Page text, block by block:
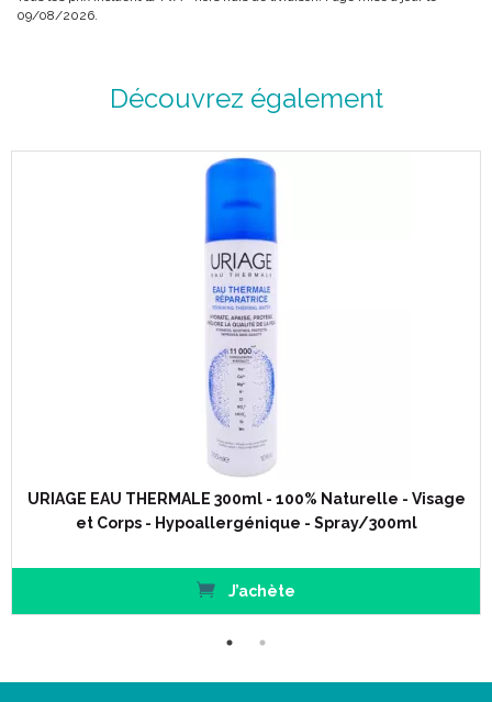
09/08/2026.
Découvrez également
URIAGE EAU THERMALE 300ml - 100% Naturelle - Visage
et Corps - Hypoallergénique - Spray/300ml
J’achète